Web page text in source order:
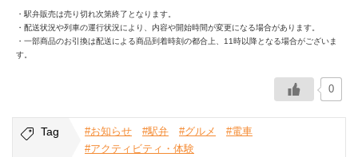
・駅弁販売は売り切れ次第終了となります。
・配送状況や列車の運行状況により、内容や開始時間が変更になる場合があります。
・一部商品のお引換は配送による商品到着時刻の都合上、11時以降となる場合がございま
す。
0
Tag #お知らせ #駅弁 #グルメ
#電車
#アクティビティ・体験